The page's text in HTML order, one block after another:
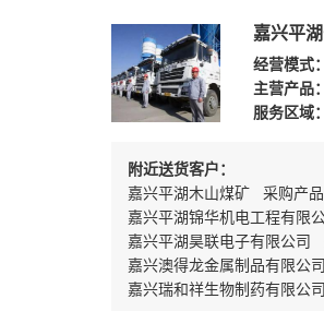
嘉兴平
经营模式：
主营产品：
服务区域：
附近送货客户：
嘉兴平湖木山煤矿 采购产
嘉兴平湖锦华机电工程有限
嘉兴平湖昊联电子有限公司
嘉兴澳得龙金属制品有限公
嘉兴瑞和祥生物制药有限公